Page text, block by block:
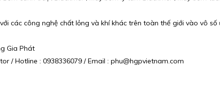
các công nghệ chất lỏng và khí khác trên toàn thế giới vào vô
Gia Phát
/ Hotline : 0938336079 / Email : phu@hgpvietnam.com